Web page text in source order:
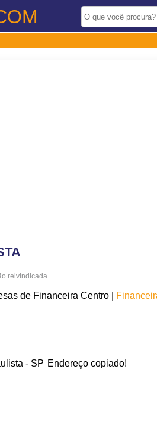
reivindicada
de Financeira Centro |
- SP Endereço copiado!